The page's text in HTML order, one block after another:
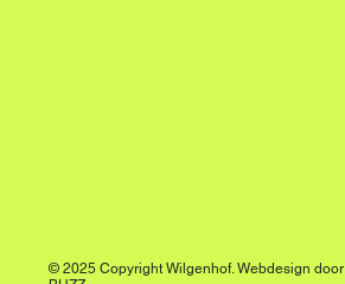
© 2025 Copyright Wilgenhof. Webdesign door